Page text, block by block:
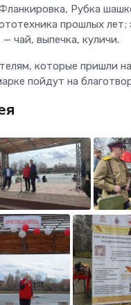
Рубка
прошлых лет;
чай, выпечка, куличи.
которые пришли
пойдут на